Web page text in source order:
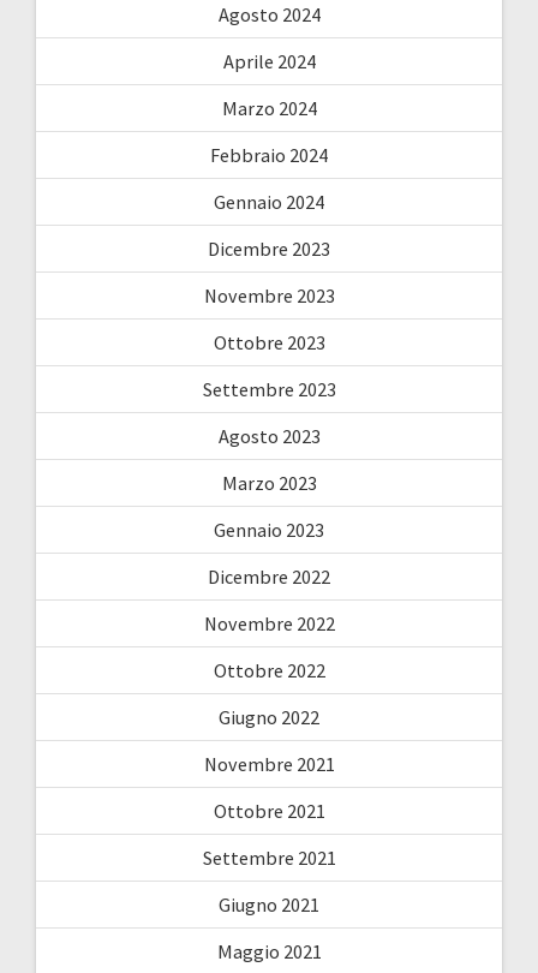
Agosto 2024
Aprile 2024
Marzo 2024
Febbraio 2024
Gennaio 2024
Dicembre 2023
Novembre 2023
Ottobre 2023
Settembre 2023
Agosto 2023
Marzo 2023
Gennaio 2023
Dicembre 2022
Novembre 2022
Ottobre 2022
Giugno 2022
Novembre 2021
Ottobre 2021
Settembre 2021
Giugno 2021
Maggio 2021